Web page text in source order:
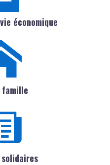
économique
famille